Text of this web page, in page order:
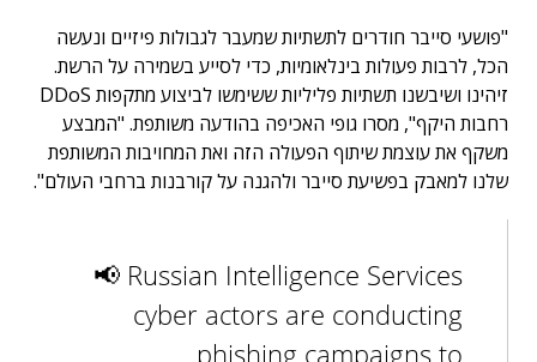
"פושעי סייבר חודרים לתשתיות שמעבר לגבולות פיזיים ונעשה
הכל, לרבות פעולות בינלאומיות, כדי לסייע בשמירה על הרשת.
זיהינו ושיבשנו תשתיות פליליות ששימשו לביצוע מתקפות DDoS
רחבות היקף", מסרו גופי האכיפה בהודעה משותפת. "המבצע
משקף את עוצמת שיתוף הפעולה הזה ואת המחויבות המשותפת
שלנו למאבק בפשיעת סייבר ולהגנה על קורבנות ברחבי העולם".
📢 Russian Intelligence Services
cyber actors are conducting
phishing campaigns to